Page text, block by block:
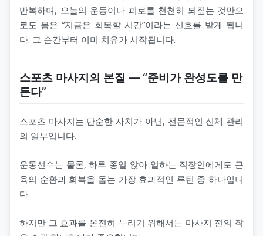
반복하며, 오늘의 운동이나 피로를 천천히 되짚는 것만으
로도 몸은 “지금은 회복할 시간”이라는 신호를 받게 됩니
다. 그 순간부터 이미 치유가 시작됩니다.
스포츠 마사지의 본질 — “준비가 완성도를 만
든다”
스포츠 마사지는 단순한 사치가 아닌, 전문적인 신체 관리
의 일부입니다.
운동선수는 물론, 하루 종일 앉아 일하는 직장인에게도 근
육의 순환과 회복을 돕는 가장 효과적인 루틴 중 하나입니
다.
하지만 그 효과를 온전히 누리기 위해서는 마사지 전의 작